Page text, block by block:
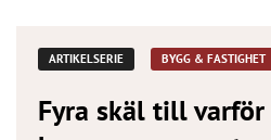
ARTIKELSERIE BYGG & FASTIGHET
Fyra skäl till